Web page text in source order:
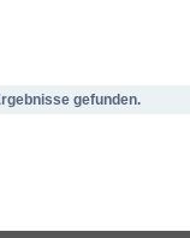
gefunden.